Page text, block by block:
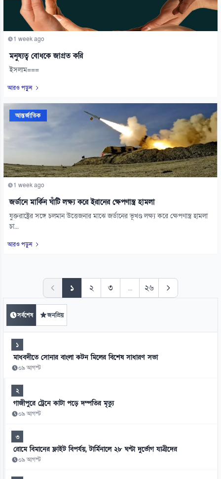
1 week ago
মনুষ্যত্ব বোধকে জাগ্রত করি
ইসলাম===
আরও পড়ুন
আন্তর্জাতিক
1 week ago
জর্ডানে মার্কিন ঘাঁটি লক্ষ্য করে ইরানের ক্ষেপণাস্ত্র হামলা
যুক্তরাষ্ট্রের সঙ্গে চলমান উত্তেজনার মাঝে জর্ডানের ভূখণ্ড লক্ষ্য করে ক্ষেপণাস্ত্র হামলা
চা...
আরও পড়ুন
১ ২ ৩ ... ২৬
সর্বশেষ জনপ্রিয়
১
মাধবদীতে সোনার বাংলা কটন মিলের বিশেষ সাধারণ সভা
০৯ আগস্ট
২
গাজীপুরে ট্রেনে কাটা পড়ে দম্পতির মৃত্যু
০৯ আগস্ট
৩
রোমে বিমানের ফ্লাইট বিপর্যয়, টার্মিনালে ২৮ ঘণ্টা দুর্ভোগ যাত্রীদের
০৯ আগস্ট